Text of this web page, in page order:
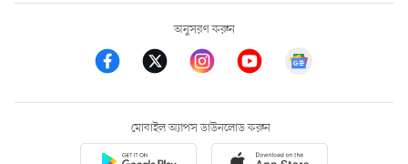
অনুসরণ করুন
মোবাইল অ্যাপস ডাউনলোড করুন